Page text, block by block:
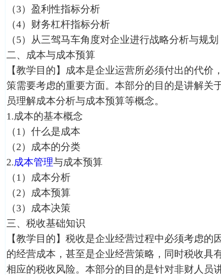
（3）盈利性指标分析
（4）财务杠杆指标分析
（5）从三驾马车角度对企业进行战略分析与规划
二、成本与成本预算
【教学目的】成本是企业运营所必须付出的代价
策需要考虑的重要方面。本部分的目的是讲解关
员理解成本分析与成本预算等概念。
1.成本的基本概念
（1）什么是成本
（2）成本的分类
2.成本管理与成本预算
（1）成本分析
（2）成本预算
（3）成本决策
三、税收基础知识
【教学目的】税收是企业经营过程中必须考虑的
的经营成本，甚至是企业经营策略，同时税收具
相应的税收风险。本部分的目的是针对非财人员